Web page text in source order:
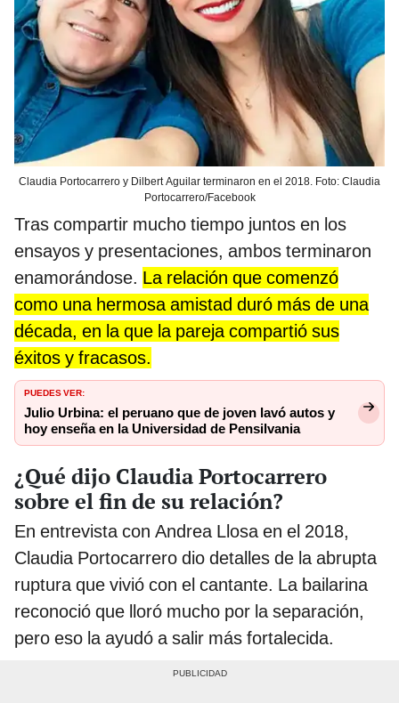
Claudia Portocarrero y Dilbert Aguilar terminaron en el 2018. Foto: Claudia
Portocarrero/Facebook
Tras compartir mucho tiempo juntos en los
ensayos y presentaciones, ambos terminaron
enamorándose. La relación que comenzó
como una hermosa amistad duró más de una
década, en la que la pareja compartió sus
éxitos y fracasos.
PUEDES VER:
Julio Urbina: el peruano que de joven lavó autos y
hoy enseña en la Universidad de Pensilvania
¿Qué dijo Claudia Portocarrero
sobre el fin de su relación?
En entrevista con Andrea Llosa en el 2018,
Claudia Portocarrero dio detalles de la abrupta
ruptura que vivió con el cantante. La bailarina
reconoció que lloró mucho por la separación,
pero eso la ayudó a salir más fortalecida.